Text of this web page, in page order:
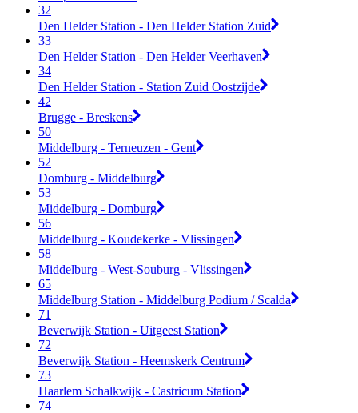
32
Den Helder Station - Den Helder Station Zuid
33
Den Helder Station - Den Helder Veerhaven
34
Den Helder Station - Station Zuid Oostzijde
42
Brugge - Breskens
50
Middelburg - Terneuzen - Gent
52
Domburg - Middelburg
53
Middelburg - Domburg
56
Middelburg - Koudekerke - Vlissingen
58
Middelburg - West-Souburg - Vlissingen
65
Middelburg Station - Middelburg Podium / Scalda
71
Beverwijk Station - Uitgeest Station
72
Beverwijk Station - Heemskerk Centrum
73
Haarlem Schalkwijk - Castricum Station
74